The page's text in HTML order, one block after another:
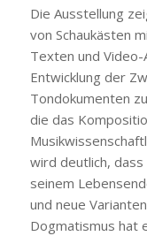
Die Ausstellung
von Schaukästen
Texten und
Entwicklung der
Tondokumenten
die das
wird deutlich,
seinem
und neue
Dogmatismus hat